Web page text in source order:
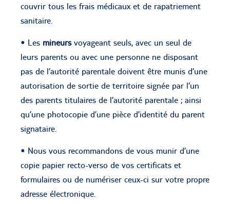
couvrir tous les frais médicaux et de rapatriement
sanitaire.
• Les mineurs voyageant seuls, avec un seul de
leurs parents ou avec une personne ne disposant
pas de l’autorité parentale doivent être munis d’une
autorisation de sortie de territoire signée par l’un
des parents titulaires de l’autorité parentale ; ainsi
qu’une photocopie d’une pièce d’identité du parent
signataire.
• Nous vous recommandons de vous munir d’une
copie papier recto-verso de vos certificats et
formulaires ou de numériser ceux-ci sur votre propre
adresse électronique.